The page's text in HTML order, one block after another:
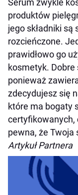
Serum zwykle
produktów
jego składniki są
rozcieńczone.
prawidłowo go
kosmetyk.
ponieważ
zdecydujesz się
które ma bogaty
certyfikowanych,
pewna, że Twoja
Artykuł Partnera